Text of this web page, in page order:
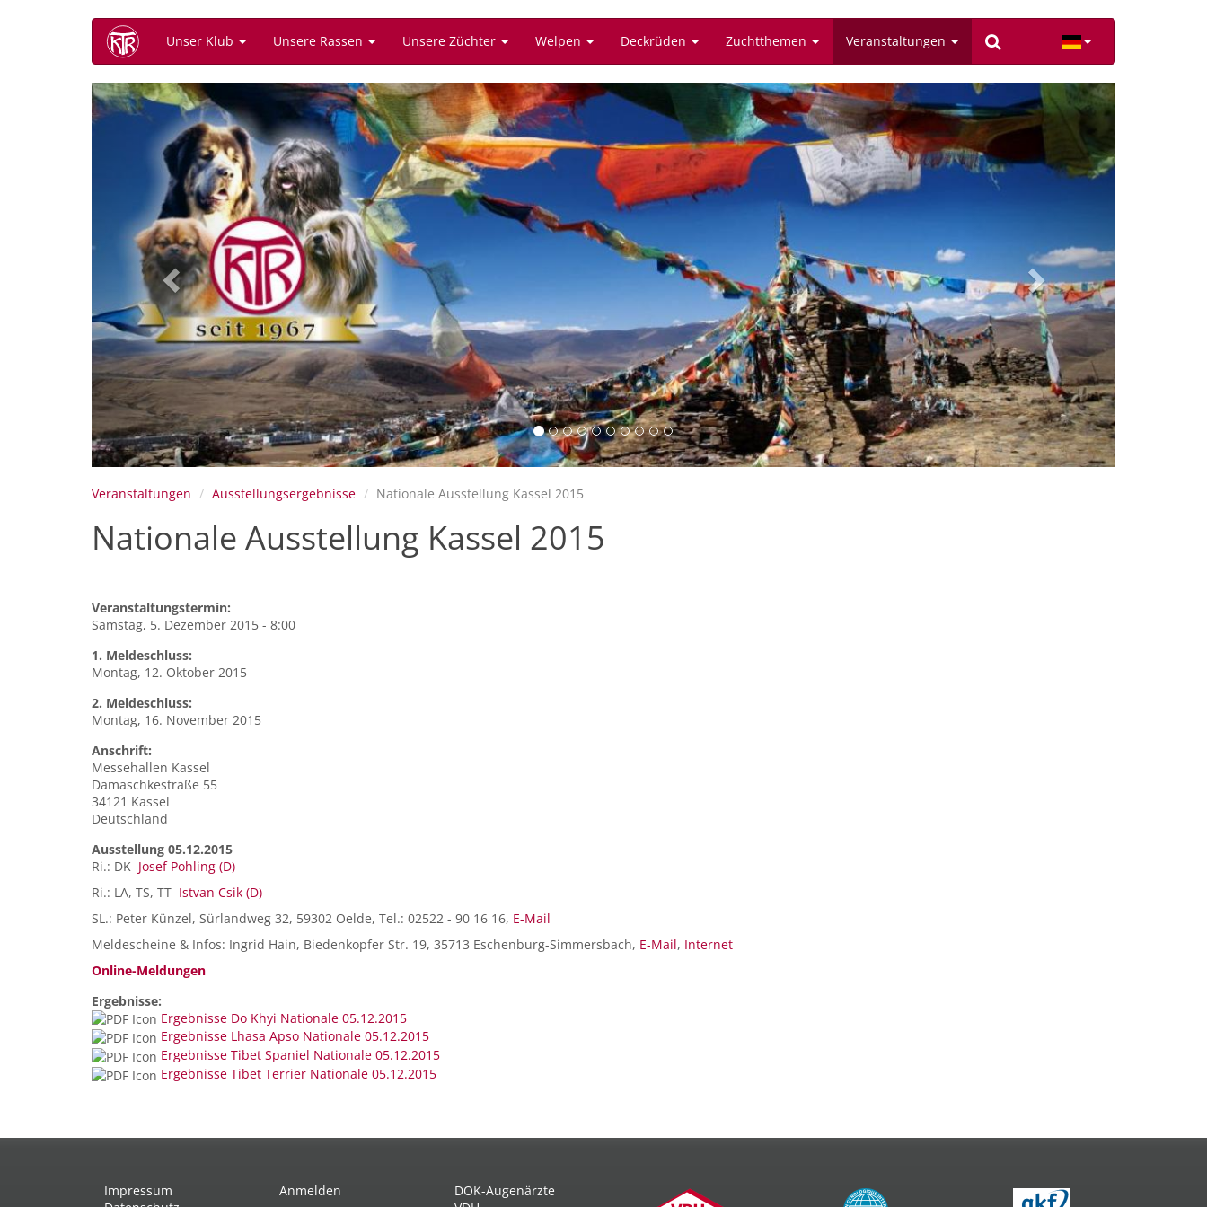
Unser Klub Unsere Rassen Unsere Züchter Welpen Deckrüden Zuchtthemen Veranstaltungen
Previous Next
Veranstaltungen Ausstellungsergebnisse Nationale Ausstellung Kassel 2015
Nationale Ausstellung Kassel 2015
Veranstaltungstermin:
Samstag, 5. Dezember 2015 - 8:00
1. Meldeschluss:
Montag, 12. Oktober 2015
2. Meldeschluss:
Montag, 16. November 2015
Anschrift:
Messehallen Kassel
Damaschkestraße 55
34121 Kassel
Deutschland
Ausstellung 05.12.2015
Ri.: DK Josef Pohling (D)
Ri.: LA, TS, TT Istvan Csik (D)
SL.: Peter Künzel, Sürlandweg 32, 59302 Oelde, Tel.: 02522 - 90 16 16, E-Mail
Meldescheine & Infos: Ingrid Hain, Biedenkopfer Str. 19, 35713 Eschenburg-Simmersbach, E-Mail, Internet
Online-Meldungen
Ergebnisse:
Ergebnisse Do Khyi Nationale 05.12.2015
Ergebnisse Lhasa Apso Nationale 05.12.2015
Ergebnisse Tibet Spaniel Nationale 05.12.2015
Ergebnisse Tibet Terrier Nationale 05.12.2015
Impressum
Anmelden
DOK-Augenärzte